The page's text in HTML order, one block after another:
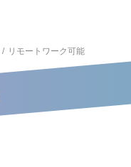
リモートワーク可能